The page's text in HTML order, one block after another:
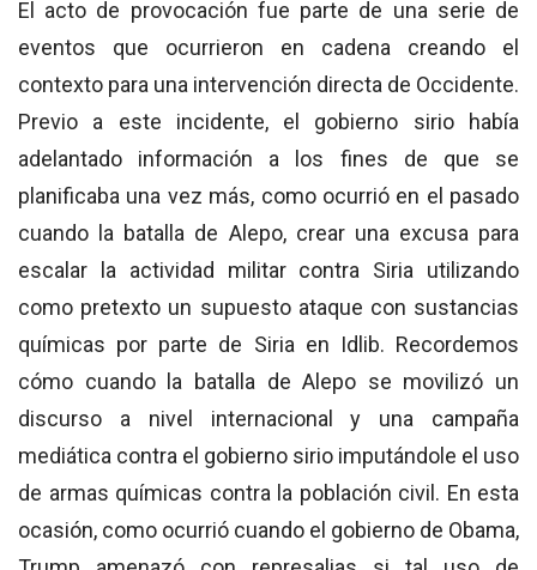
El acto de provocación fue parte de una serie de
eventos que ocurrieron en cadena creando el
contexto para una intervención directa de Occidente.
Previo a este incidente, el gobierno sirio había
adelantado información a los fines de que se
planificaba una vez más, como ocurrió en el pasado
cuando la batalla de Alepo, crear una excusa para
escalar la actividad militar contra Siria utilizando
como pretexto un supuesto ataque con sustancias
químicas por parte de Siria en Idlib. Recordemos
cómo cuando la batalla de Alepo se movilizó un
discurso a nivel internacional y una campaña
mediática contra el gobierno sirio imputándole el uso
de armas químicas contra la población civil. En esta
ocasión, como ocurrió cuando el gobierno de Obama,